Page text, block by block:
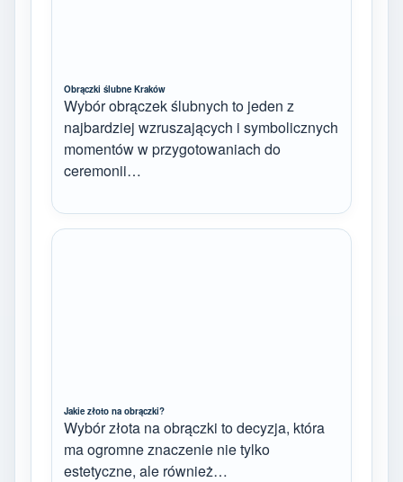
Obrączki ślubne Kraków
Wybór obrączek ślubnych to jeden z
najbardziej wzruszających i symbolicznych
momentów w przygotowaniach do
ceremonii…
Jakie złoto na obrączki?
Wybór złota na obrączki to decyzja, która
ma ogromne znaczenie nie tylko
estetyczne, ale również…